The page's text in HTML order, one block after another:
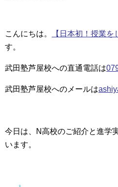
こんにちは。 【日本初！授業
す。
武田塾芦屋校への直通電話は
武田塾芦屋校へのメールは
今日は、N高校のご紹介と進学
います。